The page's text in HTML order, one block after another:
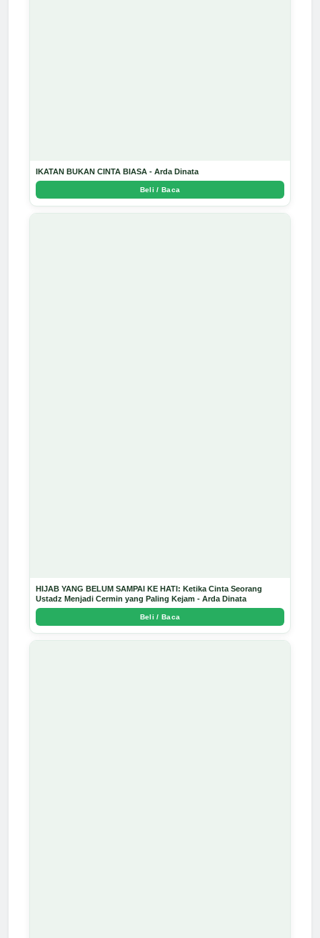
IKATAN BUKAN CINTA BIASA - Arda Dinata
Beli / Baca
HIJAB YANG BELUM SAMPAI KE HATI: Ketika Cinta Seorang
Ustadz Menjadi Cermin yang Paling Kejam - Arda Dinata
Beli / Baca